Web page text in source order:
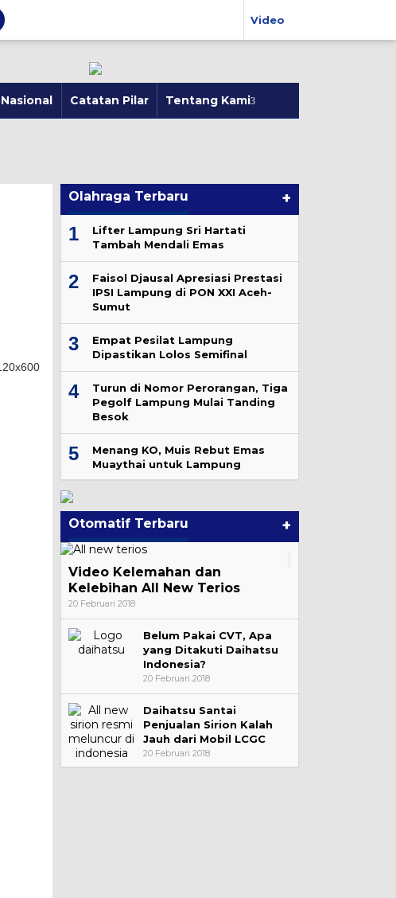
Video
Nasional Catatan Pilar Tentang Kami
Olahraga Terbaru +
1
Lifter Lampung Sri Hartati
Tambah Mendali Emas
2
Faisol Djausal Apresiasi Prestasi
IPSI Lampung di PON XXI Aceh-
Sumut
3
Empat Pesilat Lampung
Dipastikan Lolos Semifinal
4
Turun di Nomor Perorangan, Tiga
Pegolf Lampung Mulai Tanding
Besok
5
Menang KO, Muis Rebut Emas
Muaythai untuk Lampung
Otomatif Terbaru +
Video Kelemahan dan
Kelebihan All New Terios
20 Februari 2018
Belum Pakai CVT, Apa
yang Ditakuti Daihatsu
Indonesia?
20 Februari 2018
Daihatsu Santai
Penjualan Sirion Kalah
Jauh dari Mobil LCGC
20 Februari 2018